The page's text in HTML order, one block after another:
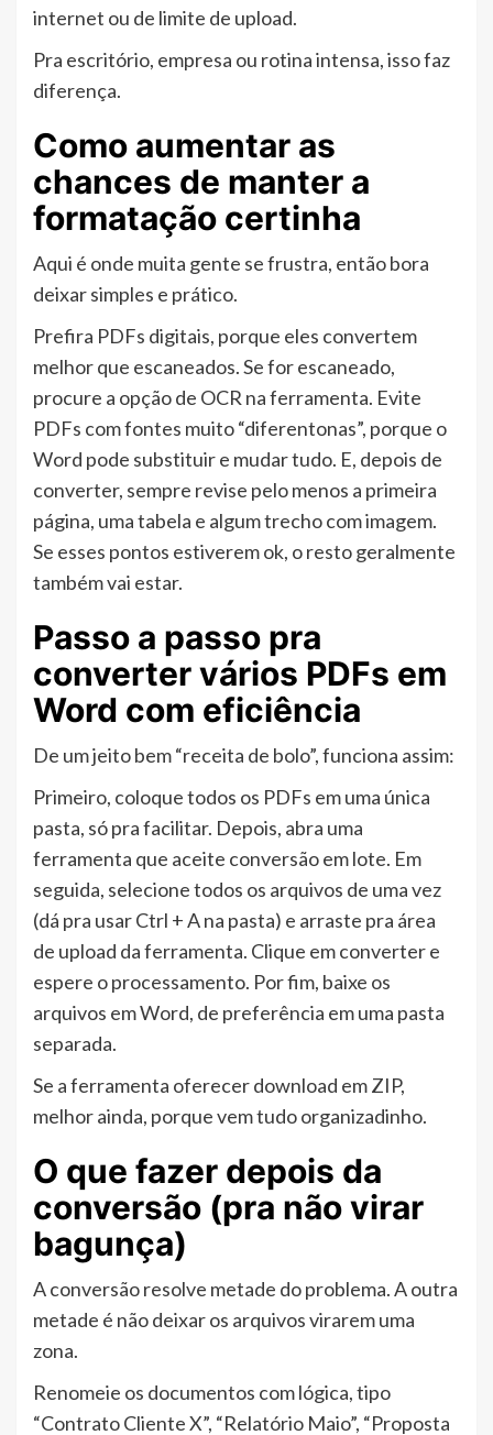
internet ou de limite de upload.
Pra escritório, empresa ou rotina intensa, isso faz
diferença.
Como aumentar as
chances de manter a
formatação certinha
Aqui é onde muita gente se frustra, então bora
deixar simples e prático.
Prefira PDFs digitais, porque eles convertem
melhor que escaneados. Se for escaneado,
procure a opção de OCR na ferramenta. Evite
PDFs com fontes muito “diferentonas”, porque o
Word pode substituir e mudar tudo. E, depois de
converter, sempre revise pelo menos a primeira
página, uma tabela e algum trecho com imagem.
Se esses pontos estiverem ok, o resto geralmente
também vai estar.
Passo a passo pra
converter vários PDFs em
Word com eficiência
De um jeito bem “receita de bolo”, funciona assim:
Primeiro, coloque todos os PDFs em uma única
pasta, só pra facilitar. Depois, abra uma
ferramenta que aceite conversão em lote. Em
seguida, selecione todos os arquivos de uma vez
(dá pra usar Ctrl + A na pasta) e arraste pra área
de upload da ferramenta. Clique em converter e
espere o processamento. Por fim, baixe os
arquivos em Word, de preferência em uma pasta
separada.
Se a ferramenta oferecer download em ZIP,
melhor ainda, porque vem tudo organizadinho.
O que fazer depois da
conversão (pra não virar
bagunça)
A conversão resolve metade do problema. A outra
metade é não deixar os arquivos virarem uma
zona.
Renomeie os documentos com lógica, tipo
“Contrato Cliente X”, “Relatório Maio”, “Proposta